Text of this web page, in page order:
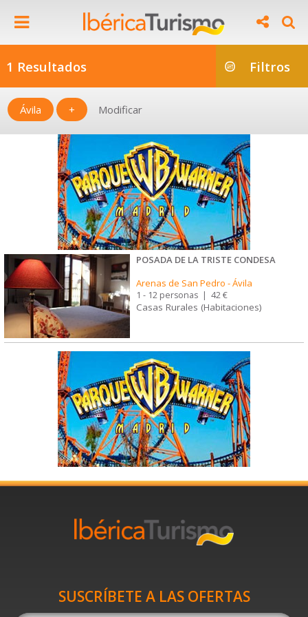
1 Resultados Filtros
Ávila + Modificar
POSADA DE LA TRISTE CONDESA
Arenas de San Pedro -Ávila
1 - 12 personas | 42 €
Casas Rurales (Habitaciones)
SUSCRÍBETE A LAS OFERTAS